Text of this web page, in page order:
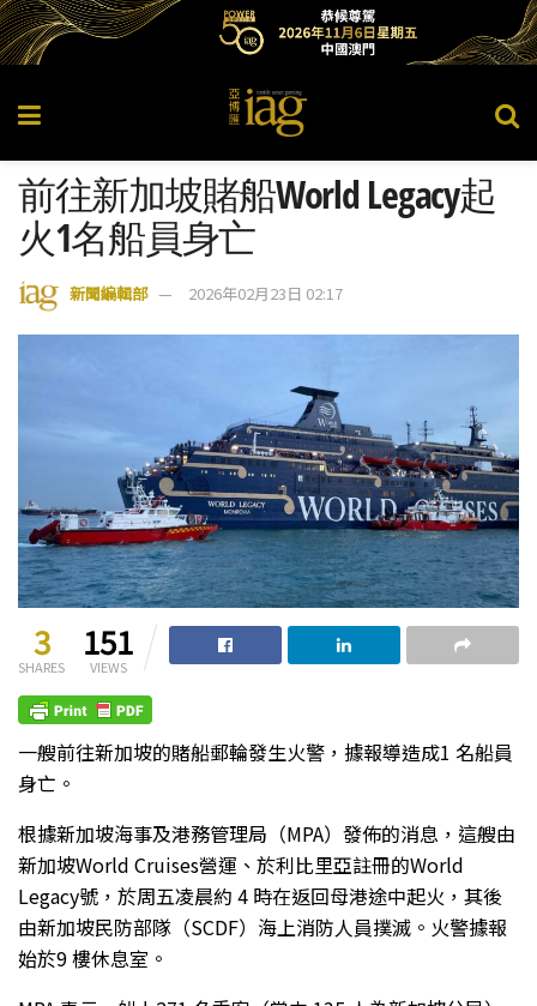
前往新加坡賭船World Legacy起
火1名船員身亡
新聞編輯部 2026年02月23日 02:17
3
SHARES
151
VIEWS
一艘前往新加坡的賭船郵輪發生火警，據報導造成1 名船員
身亡。
根據新加坡海事及港務管理局（MPA）發佈的消息，這艘由
新加坡World Cruises營運、於利比里亞註冊的World
Legacy號，於周五凌晨約 4 時在返回母港途中起火，其後
由新加坡民防部隊（SCDF）海上消防人員撲滅。火警據報
始於9 樓休息室。